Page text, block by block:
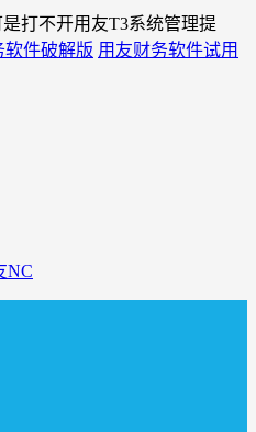
打不开用友T3系统管理提
软件破解版 用友财务软件试用
NC